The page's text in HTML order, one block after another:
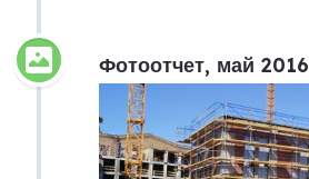
Фотоотчет, май 2016